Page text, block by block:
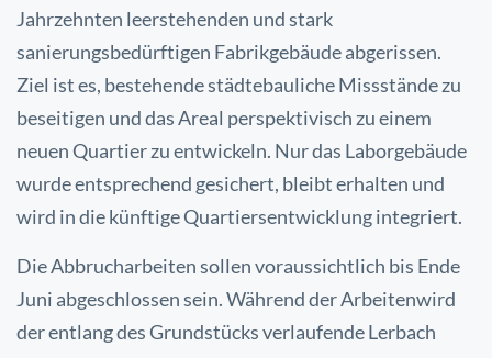
Jahrzehnten leerstehenden und stark
sanierungsbedürftigen Fabrikgebäude abgerissen.
Ziel ist es, bestehendestädtebauliche Missstände zu
beseitigen und das Areal perspektivisch zu einem
neuen Quartier zuentwickeln. Nur das Laborgebäude
wurde entsprechend gesichert, bleibt erhalten und
wird in diekünftige Quartiersentwicklung integriert.
Die Abbrucharbeiten sollen voraussichtlich bis Ende
Juni abgeschlossen sein. Während der Arbeitenwird
der entlang des Grundstücks verlaufende Lerbach